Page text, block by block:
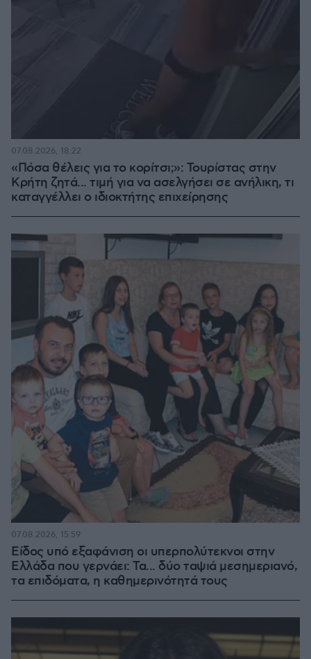
«Πόσα θέλεις για το κορίτσι;»: Τουρίστας στην
Κρήτη ζητά... τιμή για να ασελγήσει σε ανήλικη, τι
καταγγέλλει ο ιδιοκτήτης επιχείρησης
07.08.2026, 18:22
Είδος υπό εξαφάνιση οι υπερπολύτεκνοι στην
Ελλάδα που γερνάει: Τα... δύο ταψιά μεσημεριανό,
τα επιδόματα, η καθημερινότητά τους
07.08.2026, 15:59